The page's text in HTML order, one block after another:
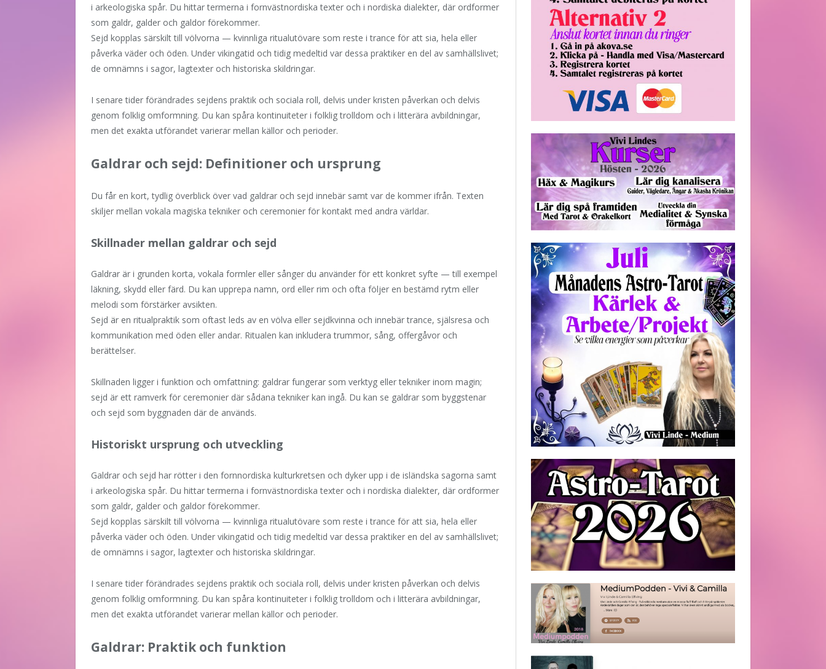
i arkeologiska spår. Du hittar termerna i fornvästnordiska texter och i nordiska dialekter, där ordformer
som galdr, galder och galdor förekommer.
Sejd kopplas särskilt till völvorna — kvinnliga ritualutövare som reste i trance för att sia, hela eller
påverka väder och öden. Under vikingatid och tidig medeltid var dessa praktiker en del av samhällslivet;
de omnämns i sagor, lagtexter och historiska skildringar.
I senare tider förändrades sejdens praktik och sociala roll, delvis under kristen påverkan och delvis
genom folklig omformning. Du kan spåra kontinuiteter i folklig trolldom och i litterära avbildningar,
men det exakta utförandet varierar mellan källor och perioder.
Galdrar och sejd: Definitioner och ursprung
Du får en kort, tydlig överblick över vad galdrar och sejd innebär samt var de kommer ifrån. Texten
skiljer mellan vokala magiska tekniker och ceremonier för kontakt med andra världar.
Skillnader mellan galdrar och sejd
Galdrar är i grunden korta, vokala formler eller sånger du använder för ett konkret syfte — till exempel
läkning, skydd eller färd. Du kan upprepa namn, ord eller rim och ofta följer en bestämd rytm eller
melodi som förstärker avsikten.
Sejd är en ritualpraktik som oftast leds av en völva eller sejdkvinna och innebär trance, själsresa och
kommunikation med öden eller andar. Ritualen kan inkludera trummor, sång, offergåvor och
berättelser.
Skillnaden ligger i funktion och omfattning: galdrar fungerar som verktyg eller tekniker inom magin;
sejd är ett ramverk för ceremonier där sådana tekniker kan ingå. Du kan se galdrar som byggstenar
och sejd som byggnaden där de används.
Historiskt ursprung och utveckling
Galdrar och sejd har rötter i den fornnordiska kulturkretsen och dyker upp i de isländska sagorna samt
i arkeologiska spår. Du hittar termerna i fornvästnordiska texter och i nordiska dialekter, där ordformer
som galdr, galder och galdor förekommer.
Sejd kopplas särskilt till völvorna — kvinnliga ritualutövare som reste i trance för att sia, hela eller
påverka väder och öden. Under vikingatid och tidig medeltid var dessa praktiker en del av samhällslivet;
de omnämns i sagor, lagtexter och historiska skildringar.
I senare tider förändrades sejdens praktik och sociala roll, delvis under kristen påverkan och delvis
genom folklig omformning. Du kan spåra kontinuiteter i folklig trolldom och i litterära avbildningar,
men det exakta utförandet varierar mellan källor och perioder.
Galdrar: Praktik och funktion